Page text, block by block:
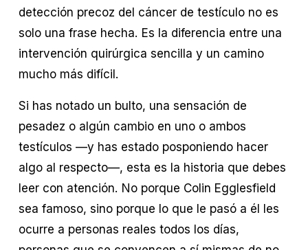
detección precoz del cáncer de testículo no es
solo una frase hecha. Es la diferencia entre una
intervención quirúrgica sencilla y un camino
mucho más difícil.
Si has notado un bulto, una sensación de
pesadez o algún cambio en uno o ambos
testículos —y has estado posponiendo hacer
algo al respecto—, esta es la historia que debes
leer con atención. No porque Colin Egglesfield
sea famoso, sino porque lo que le pasó a él les
ocurre a personas reales todos los días,